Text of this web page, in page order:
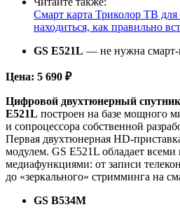
Смарт карта Триколор ТВ для
находиться, как правильно
GS E521L — не нужна смарт-
Цена: 5 690 ₽
Цифровой двухтюнерный
Е521L построен на базе мощного
и сопроцессора собственной
Первая двухтюнерная HD-
модулем. GS Е521L обладает
медиафункциями: от записи
до «зеркального» стримминга на
GS B534M